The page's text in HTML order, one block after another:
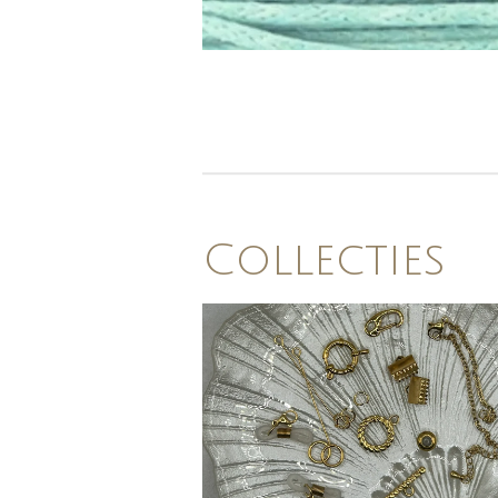
Collecties